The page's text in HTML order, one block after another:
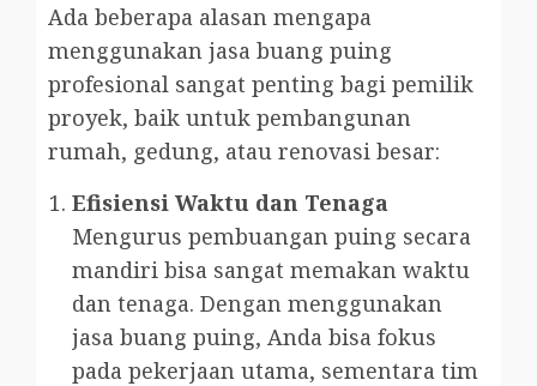
Ada beberapa alasan mengapa
menggunakan jasa buang puing
profesional sangat penting bagi pemilik
proyek, baik untuk pembangunan
rumah, gedung, atau renovasi besar:
Efisiensi Waktu dan Tenaga
Mengurus pembuangan puing secara
mandiri bisa sangat memakan waktu
dan tenaga. Dengan menggunakan
jasa buang puing, Anda bisa fokus
pada pekerjaan utama, sementara tim